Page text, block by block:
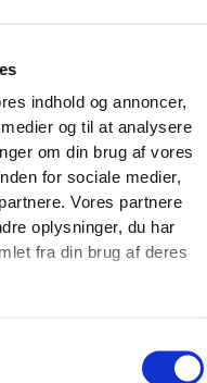
indhold og annoncer,
og til at analysere
om din brug af vores
for sociale medier,
Vores partnere
oplysninger, du har
fra din brug af deres